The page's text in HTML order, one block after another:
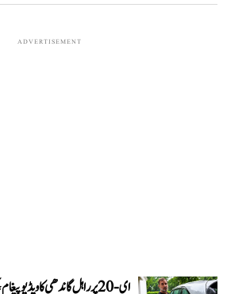
ADVERTISEMENT
ای-20 پر راہل گاندھی کا ویڈیو